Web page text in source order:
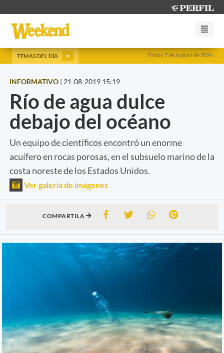
Friday 7 de August de 2026
TEMAS DEL DÍA
INFORMATIVO | 21-08-2019 15:19
Río de agua dulce
debajo del océano
Un equipo de científicos encontró un enorme
acuífero en rocas porosas, en el subsuelo marino de la
costa noreste de los Estados Unidos.
Ver galería de imágenes
COMPARTILA